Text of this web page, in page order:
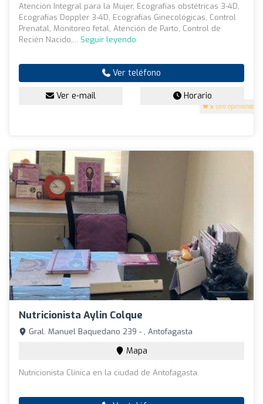
5 (88 opiniones)
Atención Integral para la Mujer, Ecografías obstétricas 3-4D,
Ecografías Doppler 3-4D, Ecografías Ginecológicas, Control
Prenatal, Monitoreo fetal, Atención de Parto, Control de
Recién Nacido,... Seguir leyendo
Ver teléfono
Ver e-mail Horario
Nutricionista Aylin Colque
Gral. Manuel Baquedano 239 - , Antofagasta
Mapa
Nutricionista Clínica en la ciudad de Antofagasta.